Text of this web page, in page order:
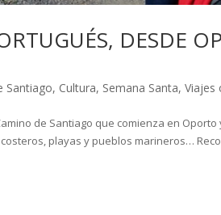
DESDE
Santiago, Cultura, Semana Santa,Viajes
de Santiago que comienza en
playas y pueblos marineros…